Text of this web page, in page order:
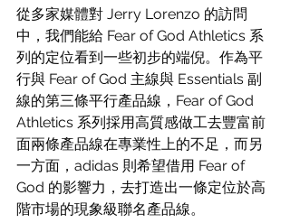
從多家媒體對 Jerry Lorenzo 的訪問
中，我們能給 Fear of God Athletics 系
列的定位看到一些初步的端倪。作為平
行與 Fear of God 主線與 Essentials 副
線的第三條平行產品線，Fear of God
Athletics 系列採用高質感做工去豐富前
面兩條產品線在專業性上的不足，而另
一方面，adidas 則希望借用 Fear of
God 的影響力，去打造出一條定位於高
階市場的現象級聯名產品線。